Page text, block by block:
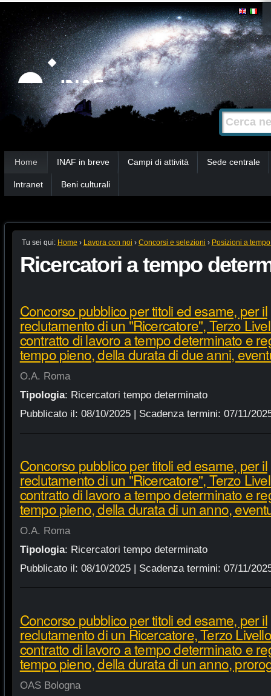
Strumenti
personali
Salta
contenuti.
|
Salta
alla
navigazione
Cerca nel
Ricerca
avanzata…
Home INAF in breve Campi di attività Sede centrale
Intranet Beni culturali
Tu sei qui: Home › Lavora con noi › Concorsi e selezioni › Posizioni a
Ricercatori a tempo
Concorso pubblico per titoli ed esame, per il
reclutamento di un "Ricercatore", Terzo
contratto di lavoro a tempo determinato e
tempo pieno, della durata di due anni,
O.A. Roma
Tipologia: Ricercatori tempo determinato
Pubblicato il: 08/10/2025| Scadenza termini: 07/11/
Concorso pubblico per titoli ed esame, per il
reclutamento di un "Ricercatore", Terzo
contratto di lavoro a tempo determinato e
tempo pieno, della durata di un anno,
O.A. Roma
Tipologia: Ricercatori tempo determinato
Pubblicato il: 08/10/2025| Scadenza termini: 07/11/
Concorso pubblico per titoli ed esame, per il
reclutamento di un Ricercatore, Terzo
contratto di lavoro a tempo determinato e
tempo pieno, della durata di un anno,
OAS Bologna